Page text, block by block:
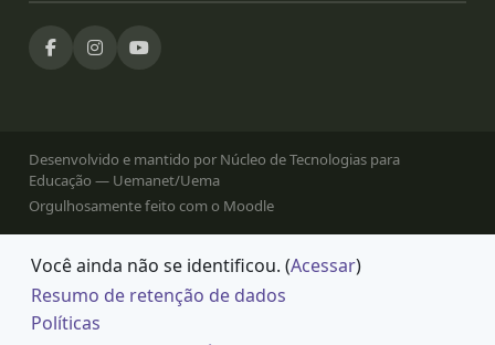
Desenvolvido e mantido por Núcleo de Tecnologias para
Educação — Uemanet/Uema
Orgulhosamente feito com o Moodle
Você ainda não se identificou. (Acessar)
Resumo de retenção de dados
Políticas